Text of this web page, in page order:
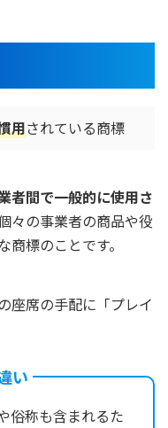
用されている商標
者間で一般的に使用さ
々の事業者の商品や役
標のことです。
座席の手配に「プレイ
い
俗称も含まれるた